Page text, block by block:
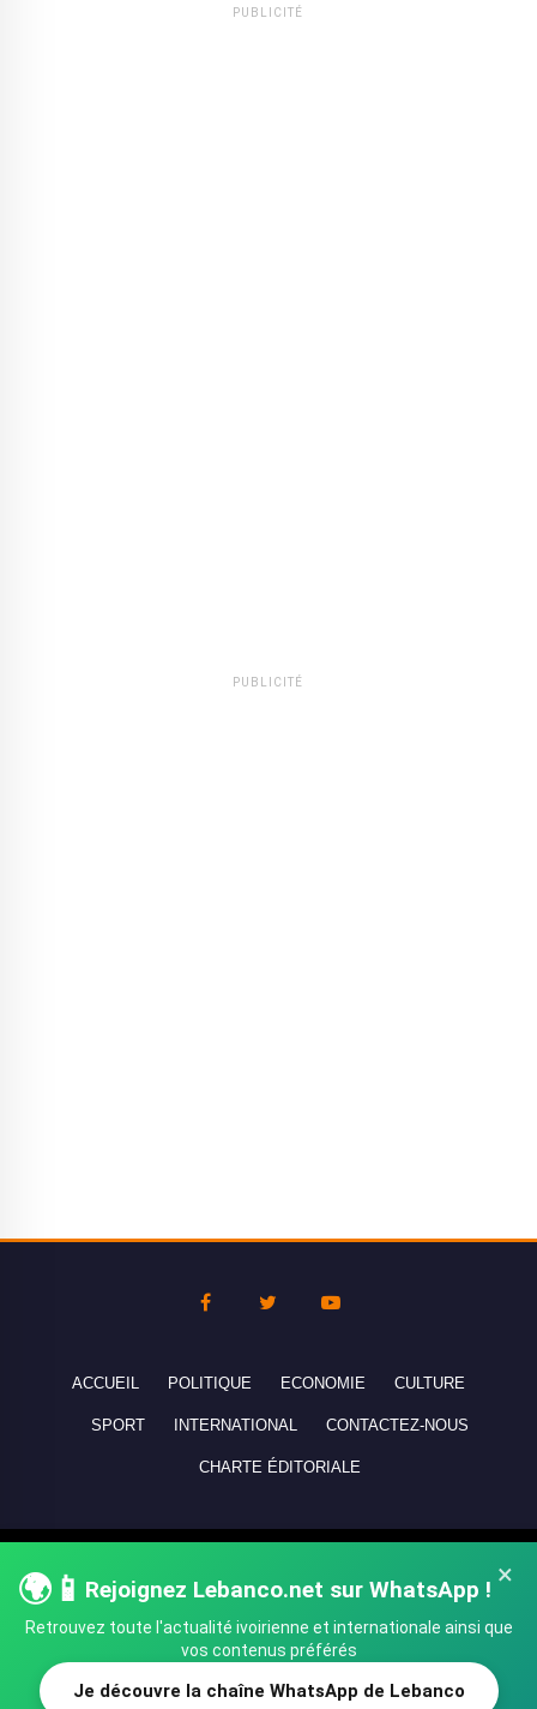
PUBLICITÉ
PUBLICITÉ
×
🌍📱 Rejoignez Lebanco.net sur WhatsApp !
Retrouvez toute l'actualité ivoirienne et internationale ainsi que
vos contenus préférés
Je découvre la chaîne WhatsApp de Lebanco
ACCUEIL POLITIQUE ECONOMIE CULTURE
SPORT INTERNATIONAL CONTACTEZ-NOUS
CHARTE ÉDITORIALE
réservés - All rights reserved.